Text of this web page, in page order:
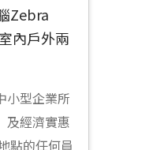
Zebra
內戶外兩
小型企業所
及經濟實惠
點的任何員